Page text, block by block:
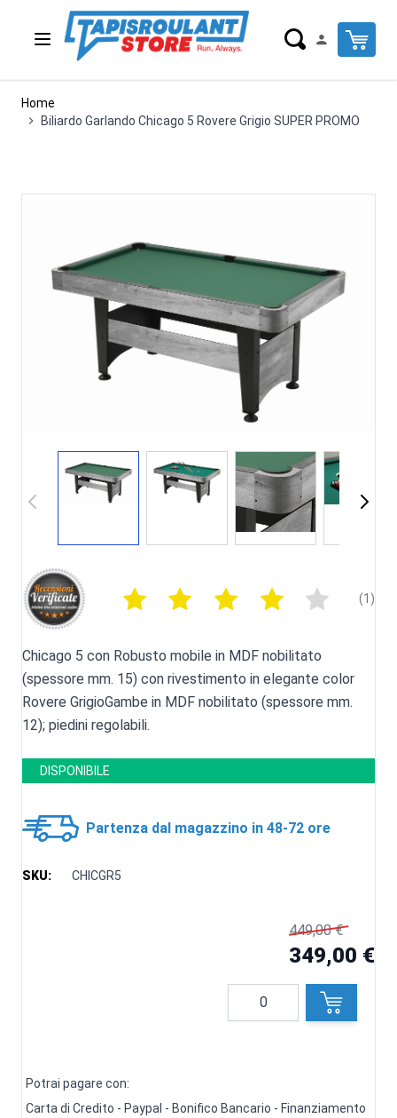
Salta al contenuto
Cart
Home
Biliardo Garlando Chicago 5 Rovere Grigio SUPER PROMO
(1)
Chicago 5 con Robusto mobile in MDF nobilitato
(spessore mm. 15) con rivestimento in elegante color
Rovere GrigioGambe in MDF nobilitato (spessore mm.
12); piedini regolabili.
DISPONIBILE
Partenza dal magazzino in 48-72 ore
SKU: CHICGR5
449,00 €
349,00 €
Quantità
Potrai pagare con:
Carta di Credito - Paypal - Bonifico Bancario - Finanziamento